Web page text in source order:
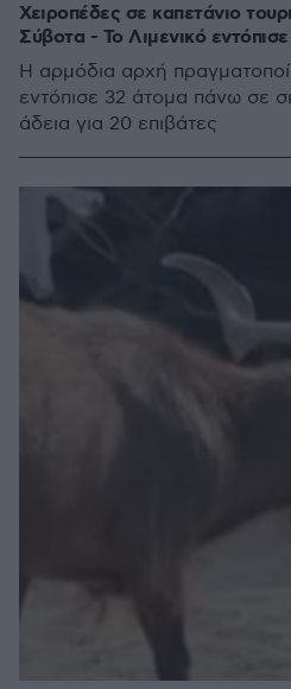
Χειροπέδες σε καπετάνιο
Σύβοτα - Το Λιμενικό
Η αρμόδια αρχή
εντόπισε 32 άτομα πάνω σε
άδεια για 20 επιβάτες